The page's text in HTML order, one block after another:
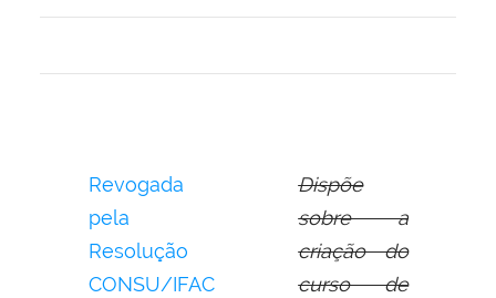
Revogada
pela
Resolução
CONSU/IFAC
Dispõe
sobre a
criação do
curso de